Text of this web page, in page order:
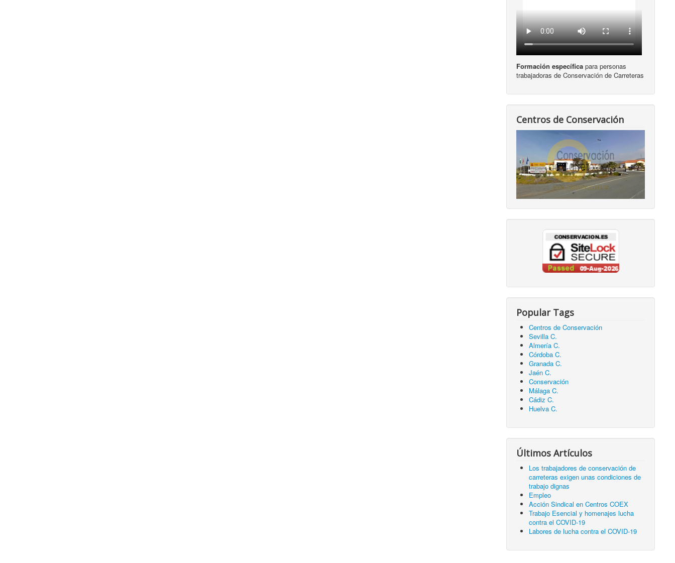
Formación específica para personas
trabajadoras de Conservación de Carreteras
Centros de Conservación
Popular Tags
Centros de Conservación
Sevilla C.
Almería C.
Córdoba C.
Granada C.
Jaén C.
Conservación
Málaga C.
Cádiz C.
Huelva C.
Últimos Artículos
Los trabajadores de conservación de
carreteras exigen unas condiciones de
trabajo dignas
Empleo
Acción Sindical en Centros COEX
Trabajo Esencial y homenajes lucha
contra el COVID-19
Labores de lucha contra el COVID-19